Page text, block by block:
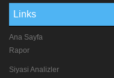
Links
Ana Sayfa
Rapor
Siyasi Analizler